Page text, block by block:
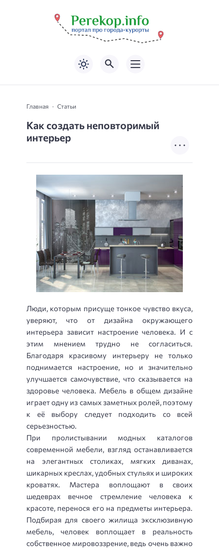
Главная Статьи
Как создать неповторимый
интерьер
Люди, которым присуще тонкое чувство вкуса,
уверяют, что от дизайна окружающего
интерьера зависит настроение человека. И с
этим мнением трудно не согласиться.
Благодаря красивому интерьеру не только
поднимается настроение, но и значительно
улучшается самочувствие, что сказывается на
здоровье человека. Мебель в общем дизайне
играет одну из самых заметных ролей, поэтому
к её выбору следует подходить со всей
серьезностью.
При пролистывании модных каталогов
современной мебели, взгляд останавливается
на элегантных столиках, мягких диванах,
шикарных креслах, удобных стульях и широких
кроватях. Мастера воплощают в своих
шедеврах вечное стремление человека к
красоте, перенося его на предметы интерьера.
Подбирая для своего жилища эксклюзивную
мебель, человек воплощает в реальность
собственное мировоззрение, ведь очень важно